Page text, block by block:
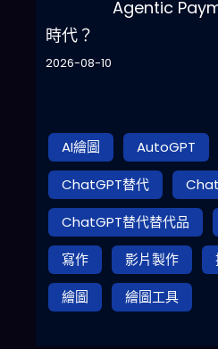
Agentic
時代？
2026-08-10
AI繪圖 AutoGPT
ChatGPT替代
ChatGPT替代替代品
寫作
影片製作
繪圖
繪圖工具